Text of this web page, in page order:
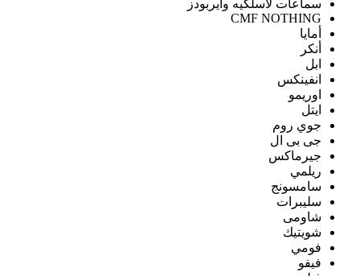
سماعات لاسلكيه وايربودز
CMF NOTHING
أمايا
أنكر
ابل
انفينكس
اوريمو
ايتل
جوي روم
جى بى ال
جيرماكس
ريلمي
سامسونج
سليبرات
شاومى
شويتيك
فومي
فيفو